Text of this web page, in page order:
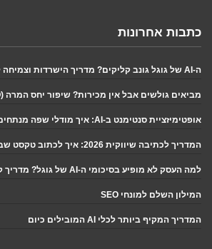
כתבות אחרונות
ה-AI של גוגל גונב קליקים? מדריך הישרדות וצמיחה ל-GEO
מביאים גולשים אבל אין מכירות? שיפור יחס המרה (CRO) בעידן ה-AI
אופטימיזציית סנטימנט ב-AI: איך מודלי שפה מנתחים את המותג שלך?
המדריך לכתיבה שיווקית 2026: איך לכתוב טקסט שבאמת מוכר
למה העסק לא מופיע בסיכומי ה-AI של גוגל? מדריך קצר 2025
המילון השלם למונחי SEO
המדריך המקיף ביותר לכלי AI המובילים כיום